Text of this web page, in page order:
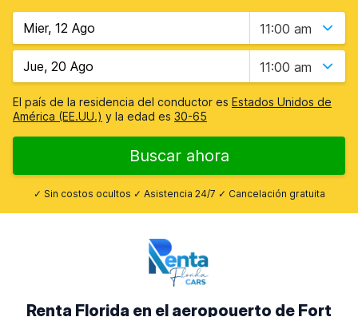
11:00 am
11:00 am
El país de la residencia del conductor es Estados Unidos de
América (EE.UU.) y la edad es 30-65
Buscar ahora
✓ Sin costos ocultos ✓ Asistencia 24/7 ✓ Cancelación gratuita
Renta Florida en el aeropouerto de Fort